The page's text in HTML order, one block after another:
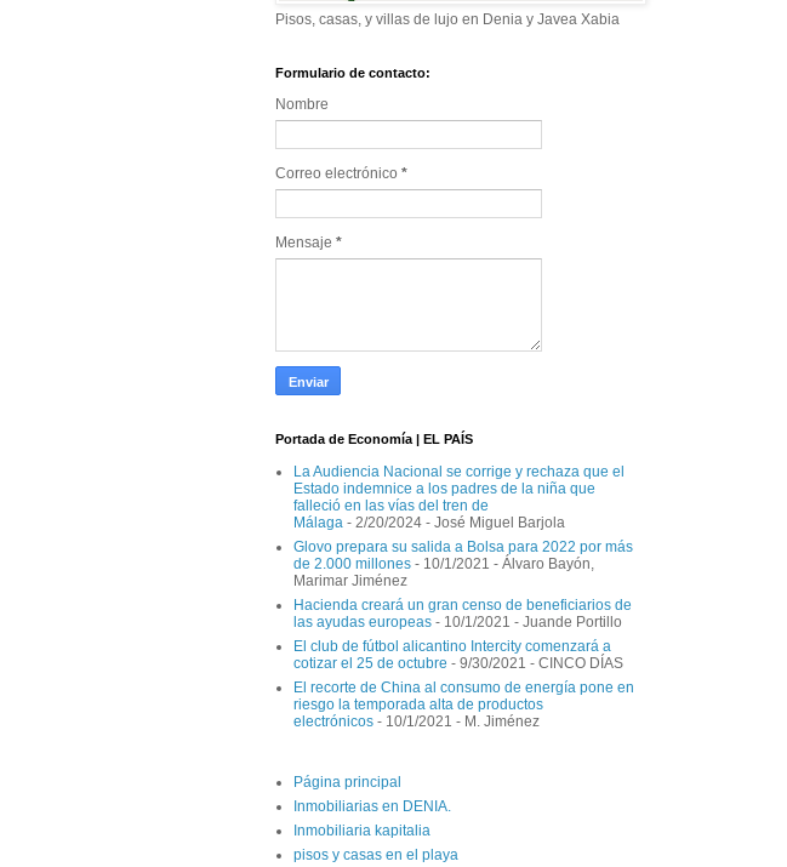
Pisos, casas, y villas de lujo en Denia y Javea Xabia
Formulario de contacto:
Nombre
Correo electrónico *
Mensaje *
Portada de Economía | EL PAÍS
La Audiencia Nacional se corrige y rechaza que el
Estado indemnice a los padres de la niña que
falleció en las vías del tren de
Málaga - 2/20/2024 - José Miguel Barjola
Glovo prepara su salida a Bolsa para 2022 por más
de 2.000 millones - 10/1/2021 - Álvaro Bayón,
Marimar Jiménez
Hacienda creará un gran censo de beneficiarios de
las ayudas europeas - 10/1/2021 - Juande Portillo
El club de fútbol alicantino Intercity comenzará a
cotizar el 25 de octubre - 9/30/2021 - CINCO DÍAS
El recorte de China al consumo de energía pone en
riesgo la temporada alta de productos
electrónicos - 10/1/2021 - M. Jiménez
Página principal
Inmobiliarias en DENIA.
Inmobiliaria kapitalia
pisos y casas en el playa